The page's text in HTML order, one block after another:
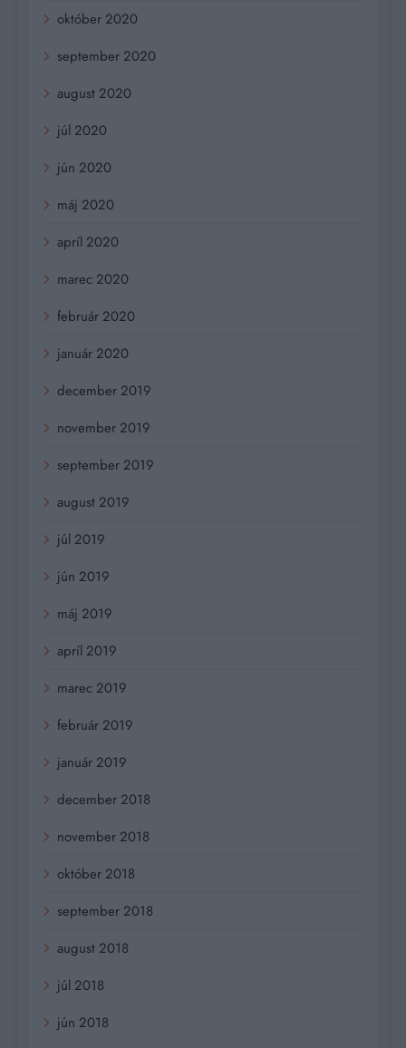
október 2020
september 2020
august 2020
júl 2020
jún 2020
máj 2020
apríl 2020
marec 2020
február 2020
január 2020
december 2019
november 2019
september 2019
august 2019
júl 2019
jún 2019
máj 2019
apríl 2019
marec 2019
február 2019
január 2019
december 2018
november 2018
október 2018
september 2018
august 2018
júl 2018
jún 2018